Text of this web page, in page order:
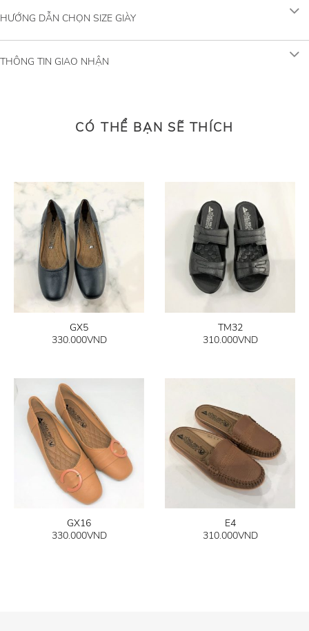
HƯỚNG DẪN CHỌN SIZE GIÀY
THÔNG TIN GIAO NHẬN
CÓ THỂ BẠN SẼ THÍCH
GX5
330.000VND
TM32
310.000VND
GX16
330.000VND
E4
310.000VND